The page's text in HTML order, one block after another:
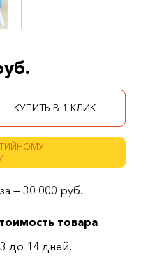
КУПИТЬ В 1 КЛИК
— 30 000 руб.
товара
до 14 дней,